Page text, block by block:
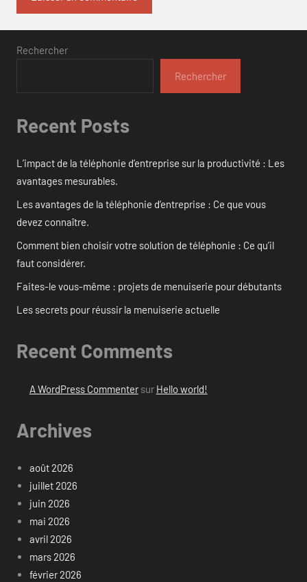
Rechercher
Rechercher
Recent Posts
L’impact de la téléphonie d’entreprise sur la productivité : Les
avantages mesurables.
Les avantages de la téléphonie d’entreprise : Ce que vous
devez connaître.
Comment bien choisir votre solution de téléphonie : Ce qu’il
faut considérer.
Faites-le vous-même : projets de menuiserie pour débutants
Les secrets pour réussir la menuiserie actuelle
Recent Comments
A WordPress Commentersur Hello world!
Archives
août 2026
juillet 2026
juin 2026
mai 2026
avril 2026
mars 2026
février 2026